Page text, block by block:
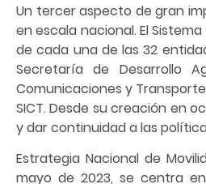
Un tercer aspecto de gran
en escala nacional. El
de cada una de las 32
Secretaría de Desarrollo
Comunicaciones y
SICT. Desde su creación en
y dar continuidad a las
Estrategia Nacional de
mayo de 2023, se centra